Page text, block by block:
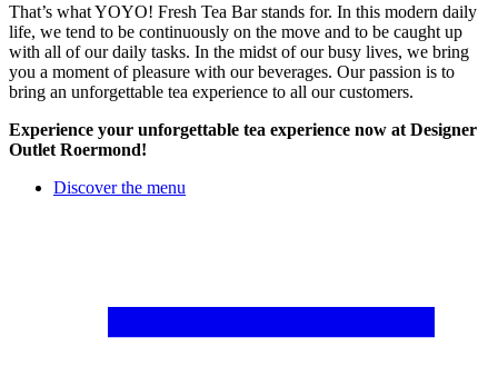
That’s what YOYO! Fresh Tea Bar stands for. In this modern daily
life, we tend to be continuously on the move and to be caught up
with all of our daily tasks. In the midst of our busy lives, we bring
you a moment of pleasure with our beverages. Our passion is to
bring an unforgettable tea experience to all our customers.
Experience your unforgettable tea experience now at Designer
Outlet Roermond!
Discover the menu